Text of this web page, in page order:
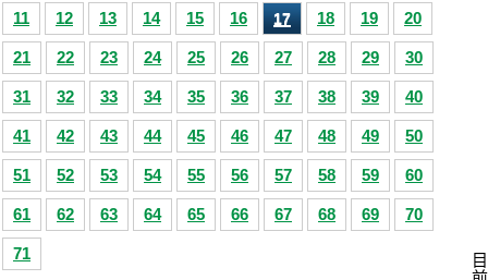
11 12 13 14 15 16 17 18 19 20
21 22 23 24 25 26 27 28 29 30
31 32 33 34 35 36 37 38 39 40
41 42 43 44 45 46 47 48 49 50
51 52 53 54 55 56 57 58 59 60
61 62 63 64 65 66 67 68 69 70
71
目